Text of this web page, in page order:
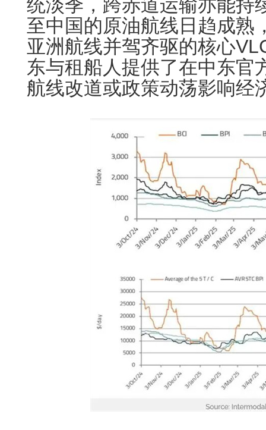
统淡季，跨赤道运输亦能持
至中国的原油航线日趋成熟
亚洲航线并驾齐驱的核心
东与租船人提供了在中东官
航线改道或政策动荡影响经